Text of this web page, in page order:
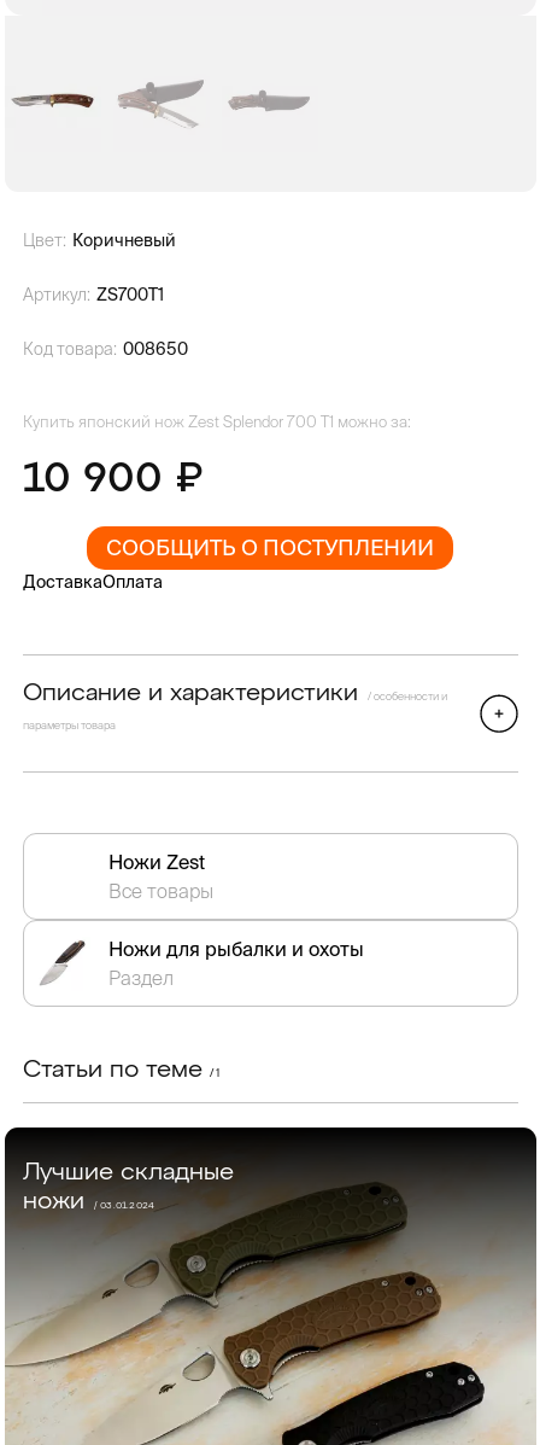
Цвет: Коричневый
Артикул: ZS700T1
Код товара: 008650
Купить японский нож Zest Splendor 700 T1 можно за:
10 900
СООБЩИТЬ О ПОСТУПЛЕНИИ
ДоставкаОплата
Описание и характеристики / особенности и
параметры товара
Ножи Zest
Все товары
Ножи для рыбалки и охоты
Раздел
Статьи по теме / 1
Лучшие складные
ножи
/ 03.01.2024